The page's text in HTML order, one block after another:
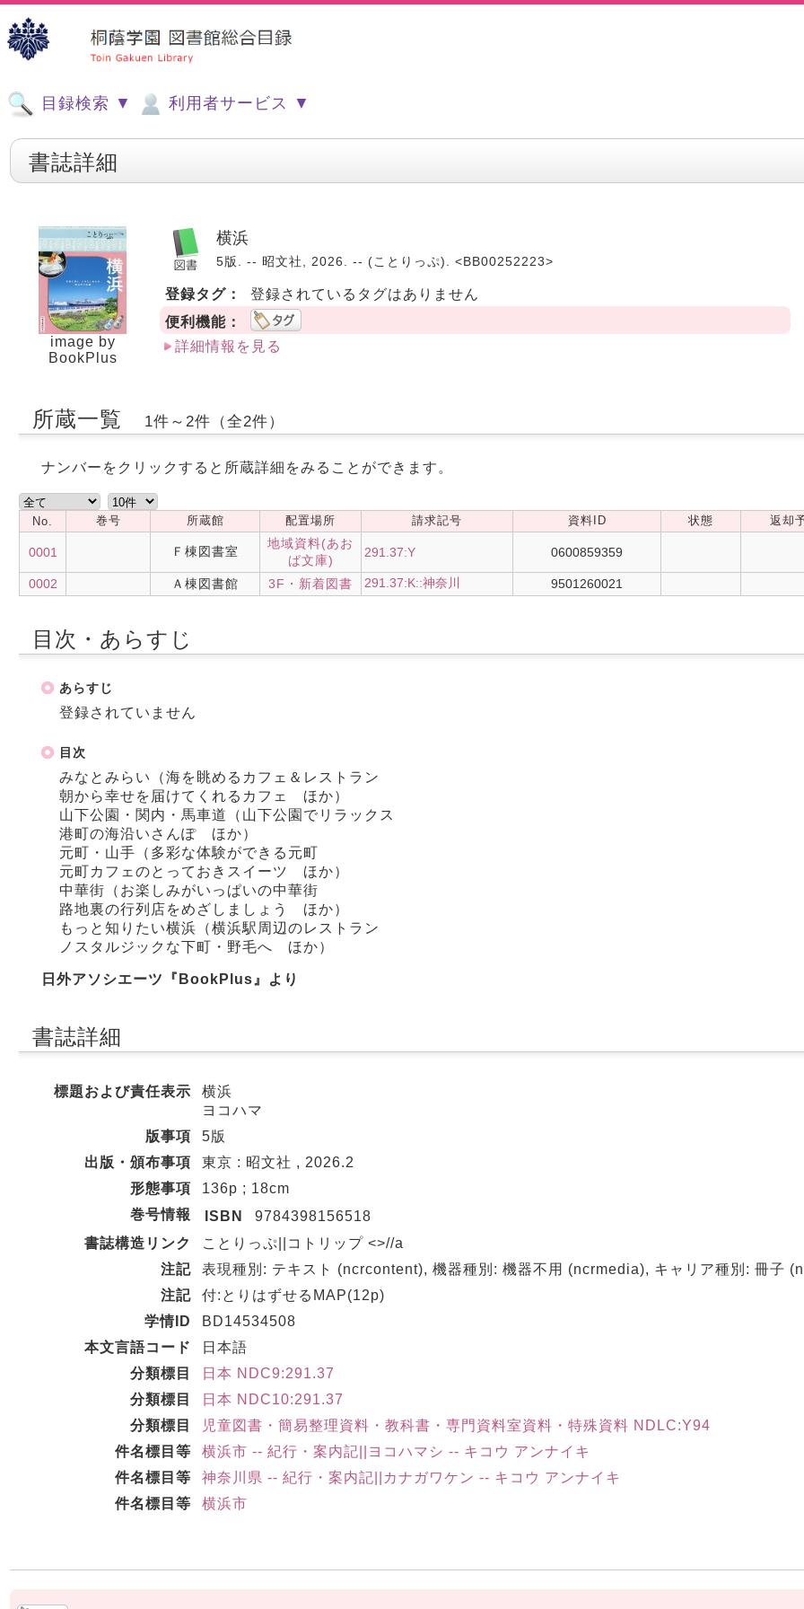
目録検索 ▼ 利用者サービス ▼
書誌詳細
image by
BookPlus
横浜
5版. -- 昭文社, 2026. -- (ことりっぷ). <BB00252223>
登録タグ：
登録されているタグはありません
便利機能：
詳細情報を見る
所蔵一覧 1件～2件（全2件）
ナンバーをクリックすると所蔵詳細をみることができます。
No. 巻号 所蔵館 配置場所 請求記号 資料ID 状態 返却
0001 Ｆ棟図書室
地域資料(あお
ば文庫)
291.37:Y 0600859359
0002 Ａ棟図書館 3F・新着図書 291.37:K::神奈川 9501260021
目次・あらすじ
あらすじ
登録されていません
目次
みなとみらい（海を眺めるカフェ＆レストラン
朝から幸せを届けてくれるカフェ ほか）
山下公園・関内・馬車道（山下公園でリラックス
港町の海沿いさんぽ ほか）
元町・山手（多彩な体験ができる元町
元町カフェのとっておきスイーツ ほか）
中華街（お楽しみがいっぱいの中華街
路地裏の行列店をめざしましょう ほか）
もっと知りたい横浜（横浜駅周辺のレストラン
ノスタルジックな下町・野毛へ ほか）
日外アソシエーツ『BookPlus』より
書誌詳細
標題および責任表示
横浜
ヨコハマ
版事項
5版
出版・頒布事項
東京 : 昭文社 , 2026.2
形態事項
136p ; 18cm
巻号情報
ISBN
9784398156518
書誌構造リンク
ことりっぷ||コトリップ <>//a
注記
表現種別: テキスト (ncrcontent), 機器種別: 機器不用 (ncrmedia), キャリア種別: 冊子
注記
付:とりはずせるMAP(12p)
学情ID
BD14534508
本文言語コード
日本語
分類標目
日本 NDC9:291.37
分類標目
日本 NDC10:291.37
分類標目
児童図書・簡易整理資料・教科書・専門資料室資料・特殊資料 NDLC:Y94
件名標目等
横浜市 -- 紀行・案内記||ヨコハマシ -- キコウ アンナイキ
件名標目等
神奈川県 -- 紀行・案内記||カナガワケン -- キコウ アンナイキ
件名標目等
横浜市